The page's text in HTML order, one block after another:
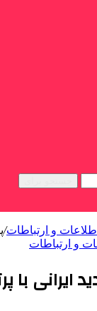
و ارتباطات/
و ارتباطات
با